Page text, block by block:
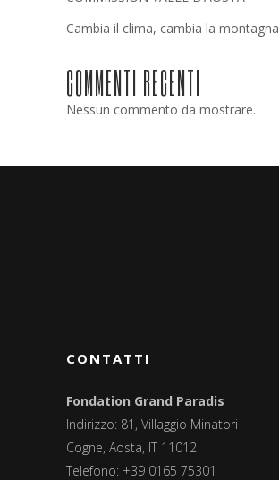
Cambia il clima, cambia la montagna
COMMENTI RECENTI
Nessun commento da mostrare.
CONTATTI
Fondation Grand Paradis
Indirizzo: 81, Villaggio Minatori
Cogne, Aosta, IT 11012
Telefono: +39 0165 75301